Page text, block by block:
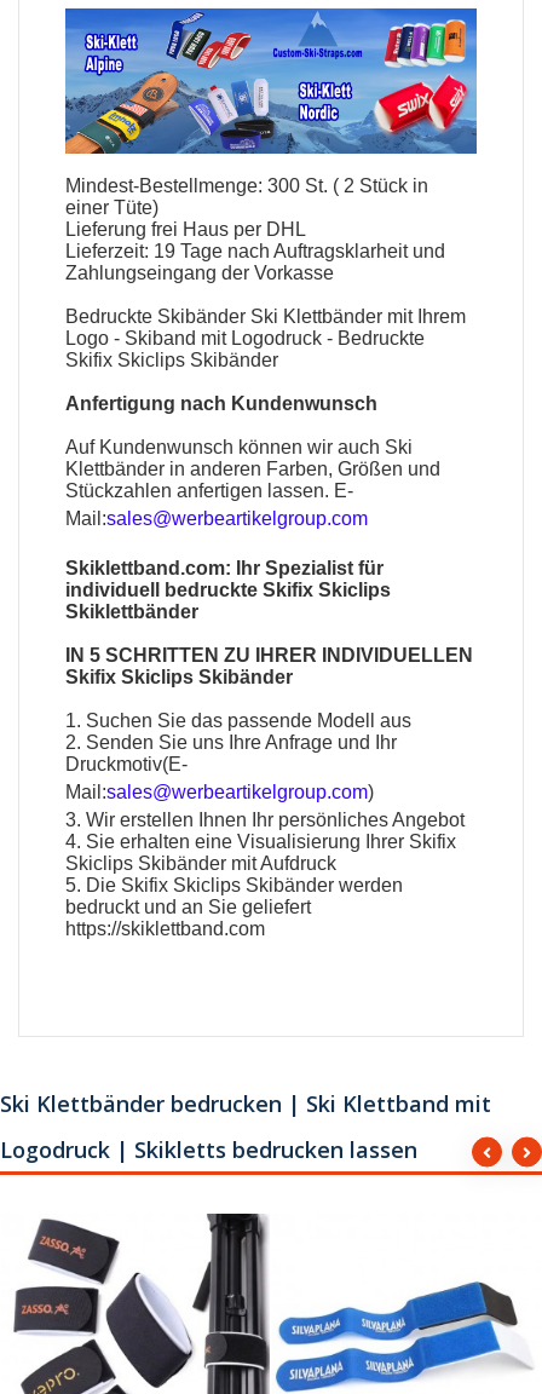
Mindest-Bestellmenge: 300 St. ( 2 Stück in
einer Tüte)
Lieferung frei Haus per DHL
Lieferzeit: 19 Tage nach Auftragsklarheit und
Zahlungseingang der Vorkasse
Bedruckte Skibänder Ski Klettbänder mit Ihrem
Logo - Skiband mit Logodruck - Bedruckte
Skifix Skiclips Skibänder
Anfertigung nach Kundenwunsch
Auf Kundenwunsch können wir auch Ski
Klettbänder in anderen Farben, Größen und
Stückzahlen anfertigen lassen. E-
Mail:sales@werbeartikelgroup.com
Skiklettband.com: Ihr Spezialist für
individuell bedruckte Skifix Skiclips
Skiklettbänder
IN 5 SCHRITTEN ZU IHRER INDIVIDUELLEN
Skifix Skiclips Skibänder
1. Suchen Sie das passende Modell aus
2. Senden Sie uns Ihre Anfrage und Ihr
Druckmotiv(E-
Mail:sales@werbeartikelgroup.com)
3. Wir erstellen Ihnen Ihr persönliches Angebot
4. Sie erhalten eine Visualisierung Ihrer Skifix
Skiclips Skibänder mit Aufdruck
5. Die Skifix Skiclips Skibänder werden
bedruckt und an Sie geliefert
https://skiklettband.com
Ski Klettbänder bedrucken | Ski Klettband mit
Logodruck | Skikletts bedrucken lassen